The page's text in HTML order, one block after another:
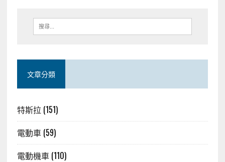
文章分類
特斯拉 (151)
電動車(59)
電動機車(110)